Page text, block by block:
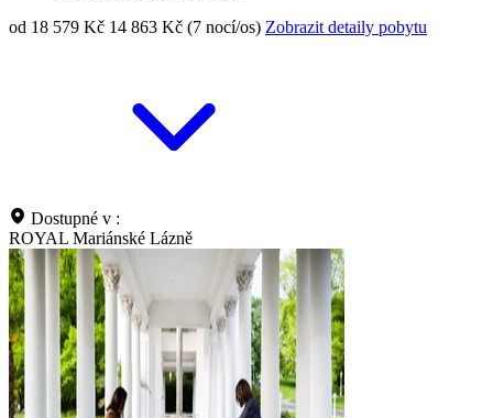
od 18 579 Kč 14 863 Kč (7 nocí/os) Zobrazit detaily pobytu
Dostupné v :
ROYAL Mariánské Lázně